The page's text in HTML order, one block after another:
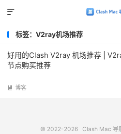

标签：V2ray机场推荐
好用的Clash V2ray 机场推荐 |
节点购买推荐
 博客
© 2022-2026 Clash Mac 导